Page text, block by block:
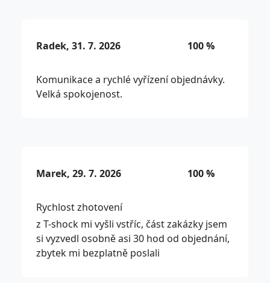
Radek, 31. 7. 2026 100 %
Komunikace a rychlé vyřízení objednávky.
Velká spokojenost.
Marek, 29. 7. 2026 100 %
Rychlost zhotovení
z T-shock mi vyšli vstříc, část zakázky jsem
si vyzvedl osobně asi 30 hod od objednání,
zbytek mi bezplatně poslali